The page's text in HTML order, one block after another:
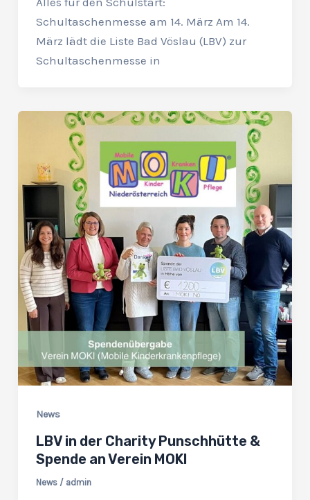
Schultaschenmesse am 14. März Am 14.
März lädt die Liste Bad Vöslau (LBV) zur
Schultaschenmesse in
News
LBV in der Charity Punschhütte &
Spende an Verein MOKI
News/ admin